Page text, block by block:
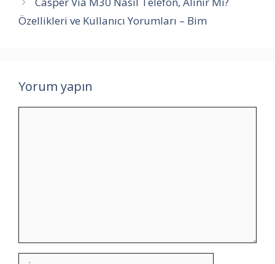
Özellikleri ve Kullanıcı Yorumları – Bim
Yorum yapın
İsim